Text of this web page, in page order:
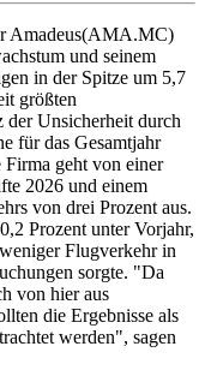
Amadeus(AMA.MC)
und seinem
in der Spitze um 5,7
größten
der Unsicherheit durch
für das Gesamtjahr
Firma geht von einer
2026 und einem
von drei Prozent aus.
Prozent unter Vorjahr,
Flugverkehr in
sorgte. "Da
von hier aus
die Ergebnisse als
werden", sagen